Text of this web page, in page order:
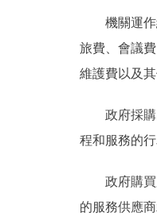
機關運作經
旅費、會議
維護費以及其
政府採購：
程和服務的
政府購買服
的服務供應